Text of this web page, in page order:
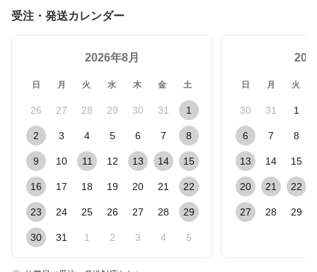
受注・発送カレンダー
2026年8月
日 月 火 水 木 金 土
26 27 28 29 30 31 1
2 3 4 5 6 7 8
9 10 11 12 13 14 15
16 17 18 19 20 21 22
23 24 25 26 27 28 29
30 31 1 2 3 4 5
日 月 火
30 31 1
6 7 8
13 14 15
20 21 22
27 28 29